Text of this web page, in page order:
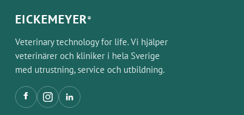
EICKEMEYER®
Veterinary technology for life. Vi hjälper
veterinärer och kliniker i hela Sverige
med utrustning, service och utbildning.